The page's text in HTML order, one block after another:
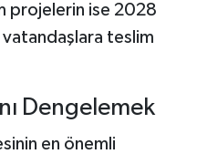
projelerin ise 2028
vatandaşlara teslim
Dengelemek
en önemli